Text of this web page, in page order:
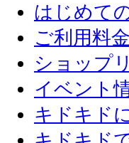
はじめて
ご利用料金
ショップ
イベント
キドキド